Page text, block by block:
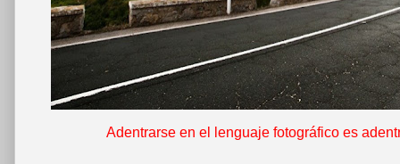
Adentrarse en el lenguaje fotográfico es